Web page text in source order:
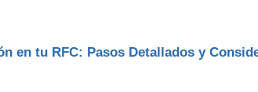
en tu RFC: Pasos Detallados y